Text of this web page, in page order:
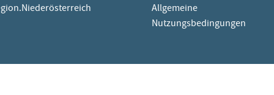
Allgemeine
Nutzungsbedingungen